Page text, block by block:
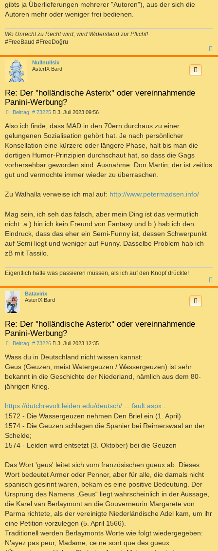
gibts ja Überlieferungen mehrerer "Autoren"), aus der sich die
Autoren mehr oder weniger frei bedienen.
Wo Unrecht zu Recht wird, wird Widerstand zur Pflicht!
#FreeBaud #FreeDoğru
a
Nullnullsix
AsterIX Bard
Re: Der "holländische Asterix" oder vereinnahmende
Panini-Werbung?
Beitrag: # 73225B
i
r
a
g
3. Juli 2023 09:56
Also ich finde, dass MAD in den 70ern durchaus zu einer
gelungenen Sozialisation gehört hat. Je nach persönlicher
Konsellation eine kürzere oder längere Phase, halt bis man die
dortigen Humor-Prinzipien durchschaut hat, so dass die Gags
vorhersehbar geworden sind. Ausnahme: Don Martin, der ist zeitlos
gut und vermochte immer wieder zu überraschen.
Zu Walhalla verweise ich mal auf: http://www.petermadsen.info/
Mag sein, ich seh das falsch, aber mein Ding ist das vermutlich
nicht: a.) bin ich kein Freund von Fantasy und b.) hab ich den
Eindruck, dass das eher ein Semi-Funny ist, dessen Schwerpunkt
auf Semi liegt und weniger auf Funny. Dasselbe Problem hab ich
zB mit Tassilo.
Eigentlich hätte was passieren müssen, als ich auf den Knopf drückte!
a
Batavirix
AsterIX Bard
Re: Der "holländische Asterix" oder vereinnahmende
Panini-Werbung?
Beitrag: # 73226B
i
r
a
g
3. Juli 2023 12:35
Wass du in Deutschland nicht wissen kannst:
Geus (Geuzen, meist Watergeuzen / Wassergeuzen) ist sehr
bekannt in die Geschichte der Niederland, nämlich aus dem 80-
jährigen Krieg.
https://dutchrevolt.leiden.edu/deutsch/ ... fault.aspx :
1572 - Die Wassergeuzen nehmen Den Briel ein (1. April)
1574 - Die Geuzen schlagen die Spanier bei Reimerswaal an der
Schelde;
1574 - Leiden wird entsetzt (3. Oktober) bei die Geuzen
Das Wort 'geus' leitet sich vom französischen gueux ab. Dieses
Wort bedeutet Armer oder Penner, aber für alle, die damals nicht
spanisch gesinnt waren, bekam es eine positive Bedeutung. Der
Ursprung des Namens „Geus“ liegt wahrscheinlich in der Aussage,
die Karel van Berlaymont an die Gouverneurin Margarete von
Parma richtete, als der vereinigte Niederländische Adel kam, um ihr
eine Petition vorzulegen (5. April 1566).
Traditionell werden Berlaymonts Worte wie folgt wiedergegeben:
N'ayez pas peur, Madame, ce ne sont que des gueux